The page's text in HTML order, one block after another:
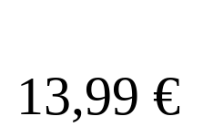
13,99 €